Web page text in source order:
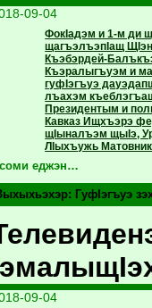
09-04
ФокIадэм и 1-м ди
щагъэлъэпIащ
Къэбэрдей-
Къэралыгъуэм и
гуфIэгъуэ
лъахэм
Президентым и
Кавказ Ищхъэрэ
щIыналъэм щыIэ,
ЛIыхъужь
еджэн…
ГуфIэгъуэ
09-04